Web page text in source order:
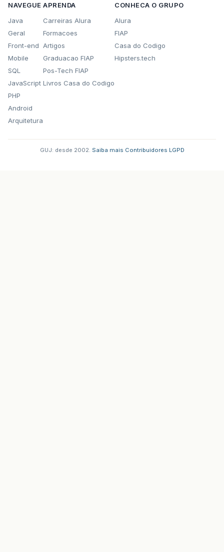
NAVEGUE
Java
Geral
Front-end
Mobile
SQL
JavaScript
PHP
Android
Arquitetura
APRENDA
Carreiras Alura
Formacoes
Artigos
Graduacao FIAP
Pos-Tech FIAP
Livros Casa do Codigo
CONHECA O GRUPO
Alura
FIAP
Casa do Codigo
Hipsters.tech
GUJ: desde 2002. Saiba mais Contribuidores LGPD